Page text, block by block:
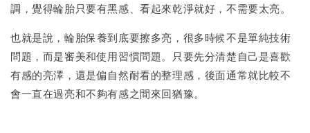
調，覺得輪胎只要有黑感、看起來乾淨就好，不需要太亮。
也就是說，輪胎保養到底要擦多亮，很多時候不是單純技術
問題，而是審美和使用習慣問題。只要先分清楚自己是喜歡
有感的亮澤，還是偏自然耐看的整理感，後面通常就比較不
會一直在過亮和不夠有感之間來回猶豫。